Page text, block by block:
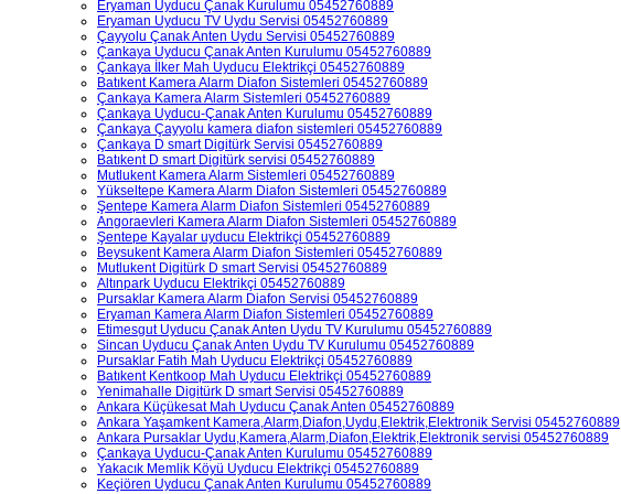
Eryaman Uyducu Çanak Kurulumu 05452760889
Eryaman Uyducu TV Uydu Servisi 05452760889
Çayyolu Çanak Anten Uydu Servisi 05452760889
Çankaya Uyducu Çanak Anten Kurulumu 05452760889
Çankaya İlker Mah Uyducu Elektrikçi 05452760889
Batıkent Kamera Alarm Diafon Sistemleri 05452760889
Çankaya Kamera Alarm Sistemleri 05452760889
Çankaya Uyducu-Çanak Anten Kurulumu 05452760889
Çankaya Çayyolu kamera diafon sistemleri 05452760889
Çankaya D smart Digitürk Servisi 05452760889
Batıkent D smart Digitürk servisi 05452760889
Mutlukent Kamera Alarm Sistemleri 05452760889
Yükseltepe Kamera Alarm Diafon Sistemleri 05452760889
Şentepe Kamera Alarm Diafon Sistemleri 05452760889
Angoraevleri Kamera Alarm Diafon Sistemleri 05452760889
Şentepe Kayalar uyducu Elektrikçi 05452760889
Beysukent Kamera Alarm Diafon Sistemleri 05452760889
Mutlukent Digitürk D smart Servisi 05452760889
Altınpark Uyducu Elektrikçi 05452760889
Pursaklar Kamera Alarm Diafon Servisi 05452760889
Eryaman Kamera Alarm Diafon Sistemleri 05452760889
Etimesgut Uyducu Çanak Anten Uydu TV Kurulumu 05452760889
Sincan Uyducu Çanak Anten Uydu TV Kurulumu 05452760889
Pursaklar Fatih Mah Uyducu Elektrikçi 05452760889
Batıkent Kentkoop Mah Uyducu Elektrikçi 05452760889
Yenimahalle Digitürk D smart Servisi 05452760889
Ankara Küçükesat Mah Uyducu Çanak Anten 05452760889
Ankara Yaşamkent Kamera,Alarm,Diafon,Uydu,Elektrik,Elektronik Servisi 05452760889
Ankara Pursaklar Uydu,Kamera,Alarm,Diafon,Elektrik,Elektronik servisi 05452760889
Çankaya Uyducu-Çanak Anten Kurulumu 05452760889
Yakacık Memlik Köyü Uyducu Elektrikçi 05452760889
Keçiören Uyducu Çanak Anten Kurulumu 05452760889